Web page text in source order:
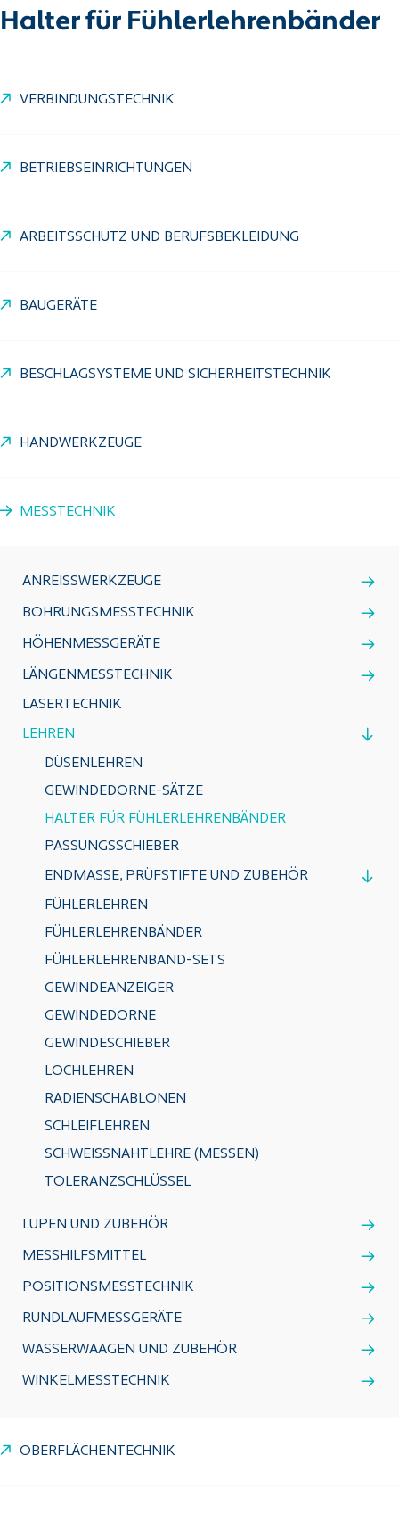
Halter für Fühlerlehrenbänder
VERBINDUNGSTECHNIK
BETRIEBSEINRICHTUNGEN
ARBEITSSCHUTZ UND BERUFSBEKLEIDUNG
BAUGERÄTE
BESCHLAGSYSTEME UND SICHERHEITSTECHNIK
HANDWERKZEUGE
MESSTECHNIK
ANREISSWERKZEUGE
BOHRUNGSMESSTECHNIK
HÖHENMESSGERÄTE
LÄNGENMESSTECHNIK
LASERTECHNIK
LEHREN
DÜSENLEHREN
GEWINDEDORNE-SÄTZE
HALTER FÜR FÜHLERLEHRENBÄNDER
PASSUNGSSCHIEBER
ENDMASSE, PRÜFSTIFTE UND ZUBEHÖR
FÜHLERLEHREN
FÜHLERLEHRENBÄNDER
FÜHLERLEHRENBAND-SETS
GEWINDEANZEIGER
GEWINDEDORNE
GEWINDESCHIEBER
LOCHLEHREN
RADIENSCHABLONEN
SCHLEIFLEHREN
SCHWEISSNAHTLEHRE (MESSEN)
TOLERANZSCHLÜSSEL
LUPEN UND ZUBEHÖR
MESSHILFSMITTEL
POSITIONSMESSTECHNIK
RUNDLAUFMESSGERÄTE
WASSERWAAGEN UND ZUBEHÖR
WINKELMESSTECHNIK
OBERFLÄCHENTECHNIK